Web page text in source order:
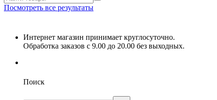
Посмотреть все результаты
Интернет магазин принимает круглосуточно.
Обработка заказов с 9.00 до 20.00 без выходных.
Поиск